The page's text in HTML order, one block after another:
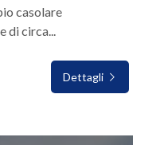
casolare
di circa...
Dettagli